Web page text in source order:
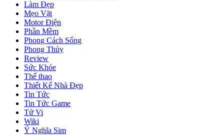
Làm Đẹp
Mẹo Vặt
Motor Điện
Phần Mềm
Phong Cách Sống
Phong Thủy
Review
Sức Khỏe
Thể thao
Thiết Kế Nhà Đẹp
Tin Tức
Tin Tức Game
Tử Vi
Wiki
Ý Nghĩa Sim